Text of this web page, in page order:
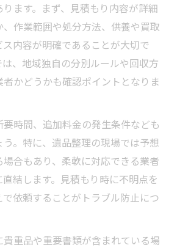
ます。まず、見積もり内容が詳細
作業範囲や処分方法、供養や買取
内容が明確であることが大切で
、地域独自の分別ルールや回収方
かどうかも確認ポイントとなりま
時間、追加料金の発生条件なども
。特に、遺品整理の現場では予想
合もあり、柔軟に対応できる業者
結します。見積もり時に不明点を
依頼することがトラブル防止につ
重品や重要書類が含まれている場